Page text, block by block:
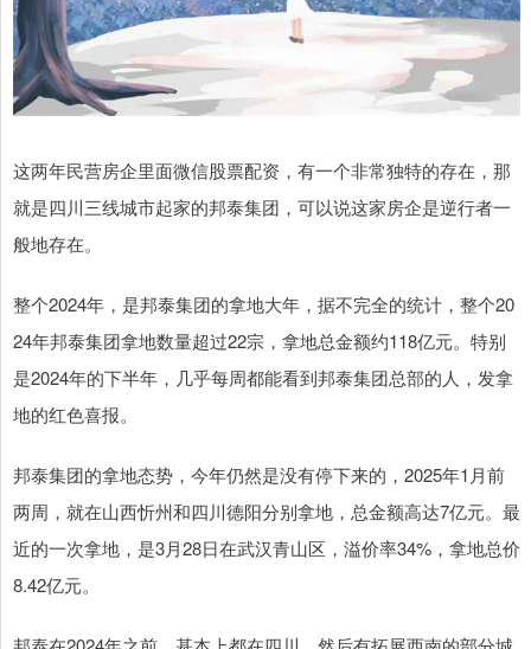
这两年民营房企里面微信股票配资，有一个非常独特的存在，那
就是四川三线城市起家的邦泰集团，可以说这家房企是逆行者一
般地存在。
整个2024年，是邦泰集团的拿地大年，据不完全的统计，整个20
24年邦泰集团拿地数量超过22宗，拿地总金额约118亿元。特别
是2024年的下半年，几乎每周都能看到邦泰集团总部的人，发拿
地的红色喜报。
邦泰集团的拿地态势，今年仍然是没有停下来的，2025年1月前
两周，就在山西忻州和四川德阳分别拿地，总金额高达7亿元。最
近的一次拿地，是3月28日在武汉青山区，溢价率34%，拿地总价
8.42亿元。